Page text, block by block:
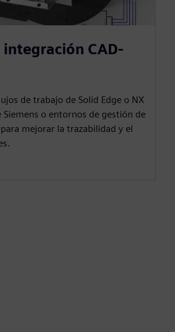
CAD-
de trabajo de Solid Edge o NX
Siemens o entornos de gestión de
mejorar la trazabilidad y el